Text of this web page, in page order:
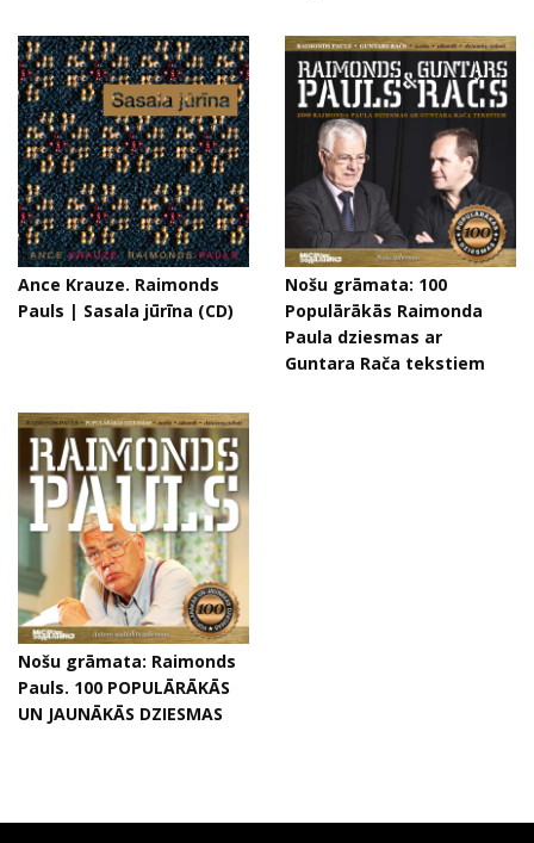
Ance Krauze. Raimonds
Pauls | Sasala jūrīna (CD)
Nošu grāmata: 100
Populārākās Raimonda
Paula dziesmas ar
Guntara Rača tekstiem
Nošu grāmata: Raimonds
Pauls. 100 POPULĀRĀKĀS
UN JAUNĀKĀS DZIESMAS